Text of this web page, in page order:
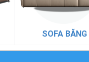
SOFA BĂNG